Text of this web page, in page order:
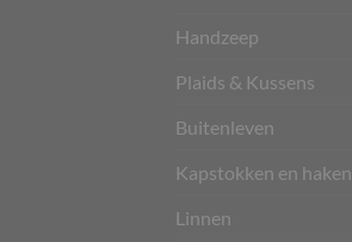
Handzeep
Plaids & Kussens
Buitenleven
Kapstokken en haken
Linnen